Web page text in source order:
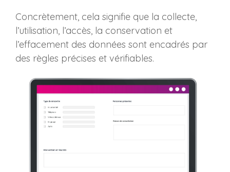
Concrètement, cela signifie que la collecte,
l’utilisation, l’accès, la conservation et
l’effacement des données sont encadrés par
des règles précises et vérifiables.